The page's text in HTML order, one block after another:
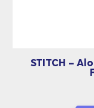
STITCH –